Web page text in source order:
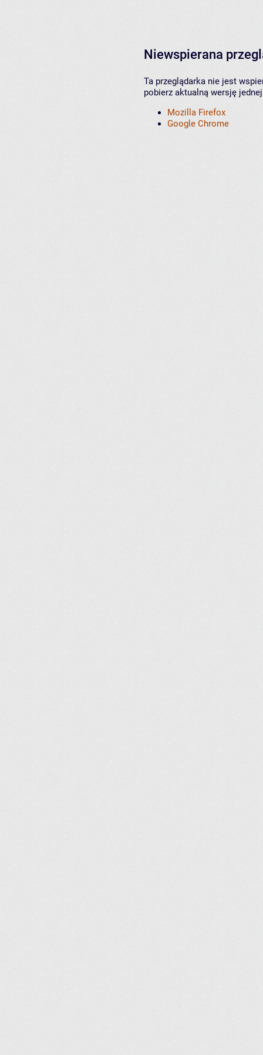
Niewspierana
Ta przeglądarka nie jest
pobierz aktualną wersję
Mozilla Firefox
Google Chrome